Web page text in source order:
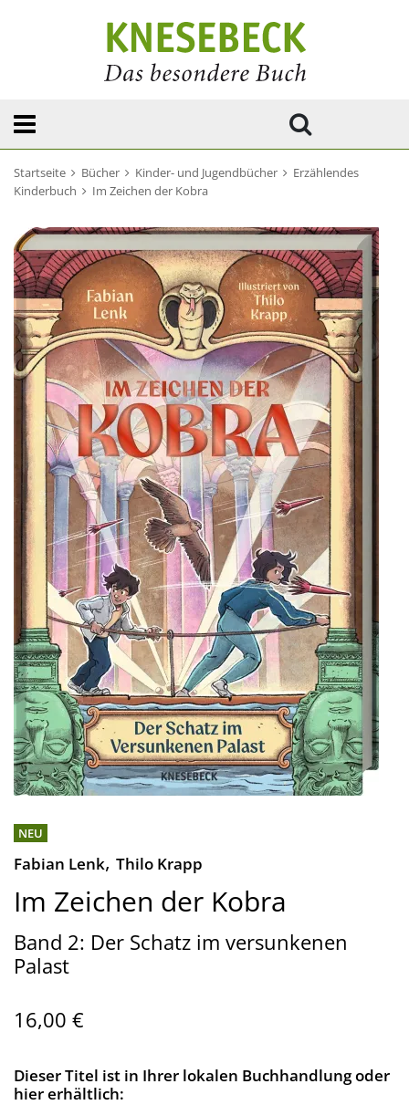
Startseite Bücher Kinder- und Jugendbücher
Erzählendes
Kinderbuch
Im Zeichen der Kobra
NEU
Fabian Lenk, Thilo Krapp
Im Zeichen der Kobra
Band 2: Der Schatz im versunkenen
Palast
16,00 €
Dieser Titel ist in Ihrer lokalen Buchhandlung oder
hier erhältlich: